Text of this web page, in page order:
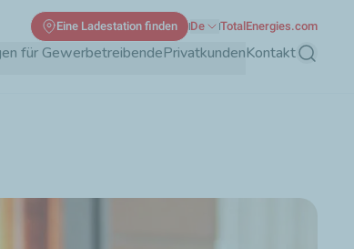
für GewerbetreibendePrivatkundenKontaktSuche
Eine Ladestation finden De TotalEnergies.com